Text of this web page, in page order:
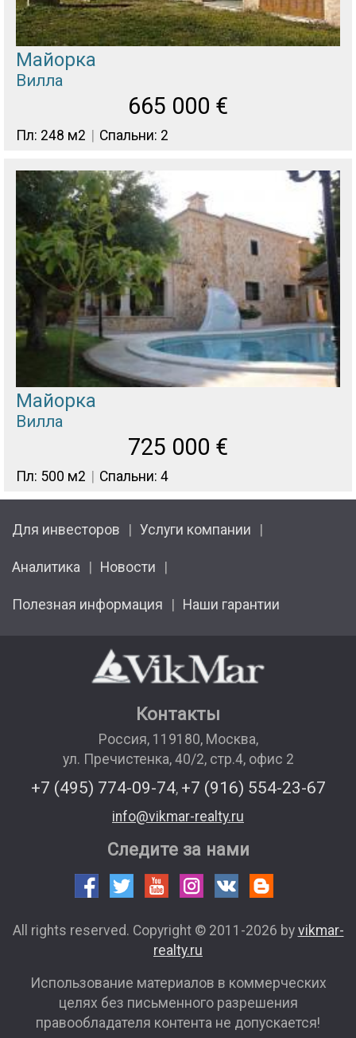
Майорка
Вилла
665 000 €
Пл: 248 м2 Спальни: 2
Майорка
Вилла
725 000 €
Пл: 500 м2 Спальни: 4
Для инвесторов Услуги компании
Аналитика Новости
Полезная информация Наши гарантии
Контакты
Россия, 119180, Москва,
ул. Пречистенка, 40/2, стр.4, офис 2
+7 (495) 774-09-74, +7 (916) 554-23-67
info@vikmar-realty.ru
Следите за нами
All rights reserved. Copyright © 2011-2026 by vikmar-
realty.ru
Использование материалов в коммерческих
целях без письменного разрешения
правообладателя контента не допускается!